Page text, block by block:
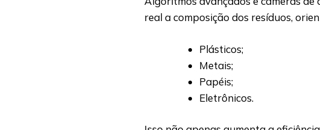
real a composição dos resíduos,
Plásticos;
Metais;
Papéis;
Eletrônicos.